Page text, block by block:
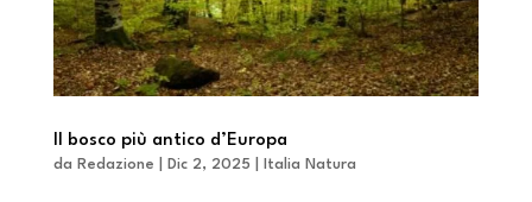
Il bosco più antico d’Europa
da Redazione Dic 2, 2025 Italia Natura